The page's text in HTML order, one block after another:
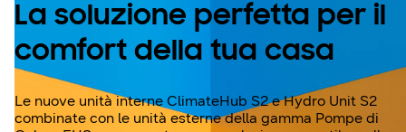
La soluzione perfetta per il
comfort della tua casa
Le nuove unità interne ClimateHub S2 e Hydro Unit S2
combinate con le unità esterne della gamma Pompe di